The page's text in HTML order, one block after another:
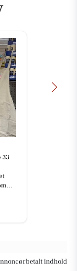
33
indhold